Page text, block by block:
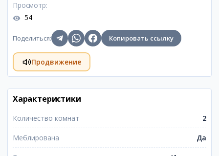
Просмотр:
54
Поделиться: Копировать ссылку
Продвижение
Характеристики
Количество комнат 2
Меблирована Да